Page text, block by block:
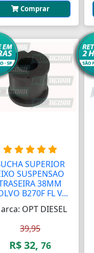
Comprar
SUPERIOR
SUSPENSAO
38MM
B270F FL V...
OPT DIESEL
39,95
R$ 32, 76